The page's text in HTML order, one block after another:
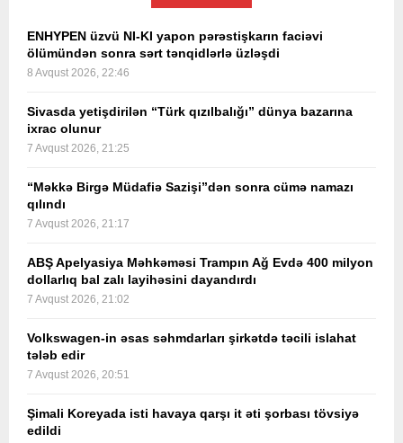
ENHYPEN üzvü NI-KI yapon pərəstişkarın faciəvi
ölümündən sonra sərt tənqidlərlə üzləşdi
8 Avqust 2026, 22:46
Sivasda yetişdirilən “Türk qızılbalığı” dünya bazarına
ixrac olunur
7 Avqust 2026, 21:25
“Məkkə Birgə Müdafiə Sazişi”dən sonra cümə namazı
qılındı
7 Avqust 2026, 21:17
ABŞ Apelyasiya Məhkəməsi Trampın Ağ Evdə 400 milyon
dollarlıq bal zalı layihəsini dayandırdı
7 Avqust 2026, 21:02
Volkswagen-in əsas səhmdarları şirkətdə təcili islahat
tələb edir
7 Avqust 2026, 20:51
Şimali Koreyada isti havaya qarşı it əti şorbası tövsiyə
edildi